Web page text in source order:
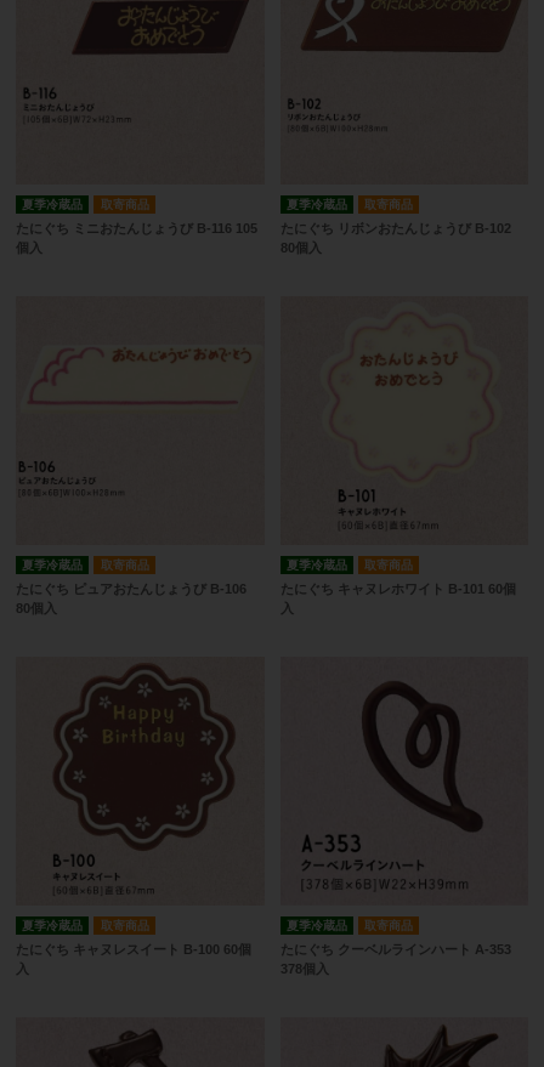
夏季冷蔵品 取寄商品
たにぐち ミニおたんじょうび B-116 105
個入
夏季冷蔵品 取寄商品
たにぐち リボンおたんじょうび B-102
80個入
夏季冷蔵品 取寄商品
たにぐち ピュアおたんじょうび B-106
80個入
夏季冷蔵品 取寄商品
たにぐち キャヌレホワイト B-101 60個
入
夏季冷蔵品 取寄商品
たにぐち キャヌレスイート B-100 60個
入
夏季冷蔵品 取寄商品
たにぐち クーベルラインハート A-353
378個入